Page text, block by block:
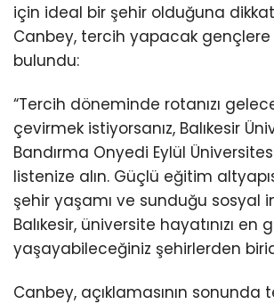
için ideal bir şehir olduğuna
Canbey, tercih yapacak gençlere
bulundu:
“Tercih döneminde rotanızı
çevirmek istiyorsanız, Balıkesir
Bandırma Onyedi Eylül
listenize alın. Güçlü eğitim
şehir yaşamı ve sunduğu sosyal
Balıkesir, üniversite hayatınızı en
yaşayabileceğiniz şehirlerden
Canbey, açıklamasının